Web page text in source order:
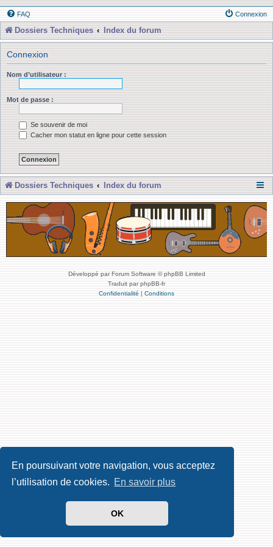
En poursuivant votre navigation, vous acceptez
l’utilisation de cookies. En savoir plus
OK
FAQ Connexion
Dossiers Techniques Index du forum
Connexion
Nom d’utilisateur :
Mot de passe :
Se souvenir de moi
Cacher mon statut en ligne pour cette session
Dossiers Techniques Index du forum
Développé par Forum Software © phpBB Limited
Traduit par phpBB-fr
Confidentialité | Conditions